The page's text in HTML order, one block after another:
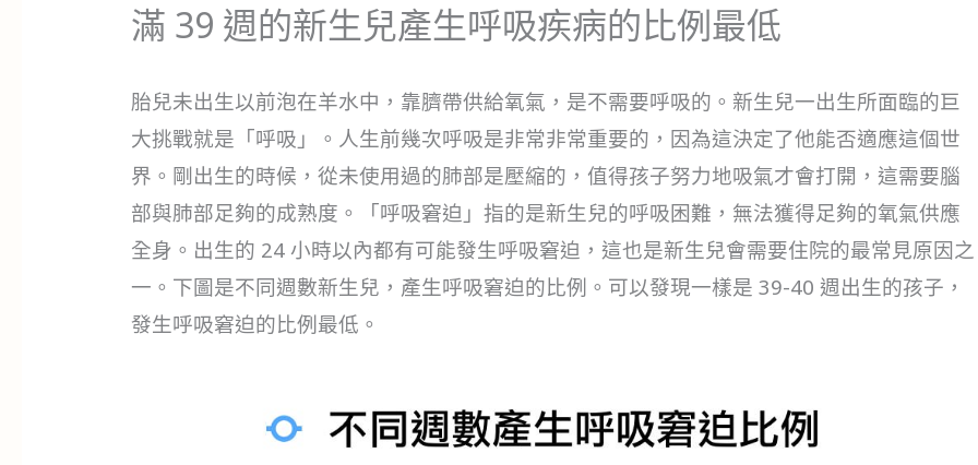
滿 39 週的新生兒產生呼吸疾病的比例最低
胎兒未出生以前泡在羊水中，靠臍帶供給氧氣，是不需要呼吸的。新生兒一出生所面臨的巨
大挑戰就是「呼吸」。人生前幾次呼吸是非常非常重要的，因為這決定了他能否適應這個世
界。剛出生的時候，從未使用過的肺部是壓縮的，值得孩子努力地吸氣才會打開，這需要腦
部與肺部足夠的成熟度。「呼吸窘迫」指的是新生兒的呼吸困難，無法獲得足夠的氧氣供應
全身。出生的 24 小時以內都有可能發生呼吸窘迫，這也是新生兒會需要住院的最常見原因之
一。下圖是不同週數新生兒，產生呼吸窘迫的比例。可以發現一樣是 39-40 週出生的孩子，
發生呼吸窘迫的比例最低。